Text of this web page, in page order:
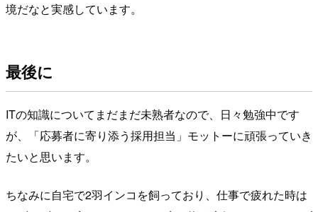
境だなと実感しています。
最後に
ITの知識についてまだまだ未熟者なので、日々勉強中です
が、「応募者に寄り添う採用担当」モットーに頑張っていき
たいと思います。
ちなみに自宅で2羽インコを飼っており、仕事で疲れた時は